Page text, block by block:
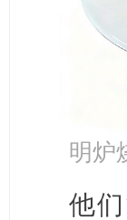
明炉
他